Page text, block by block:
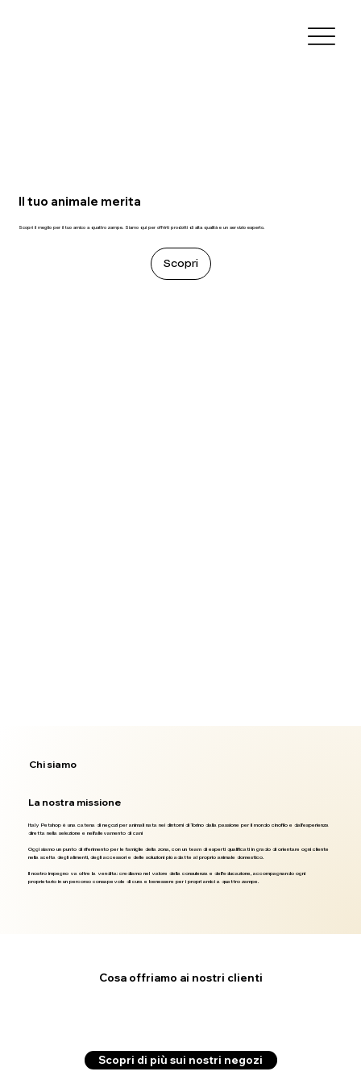
Il tuo animale merita
Scopri il meglio per il tuo amico a quattro zampe. Siamo qui per offrirti prodotti di alta qualità e un servizio esperto.
Scopri
Chi siamo
La nostra missione
Italy Petshop è una catena di negozi per animali nata nei dintorni di Torino dalla passione per il mondo cinofilo e dall'esperienza
diretta nella selezione e nell'allevamento di cani
Oggi siamo un punto di riferimento per le famiglie della zona, con un team di esperti qualificati in grado di orientare ogni cliente
nella scelta degli alimenti, degli accessori e delle soluzioni più adatte al proprio animale domestico.
Il nostro impegno va oltre la vendita: crediamo nel valore della consulenza e dell'educazione, accompagnando ogni
proprietario in un percorso consapevole di cura e benessere per i propri amici a quattro zampe.
Cosa offriamo ai nostri clienti
Scopri di più sui nostri negozi